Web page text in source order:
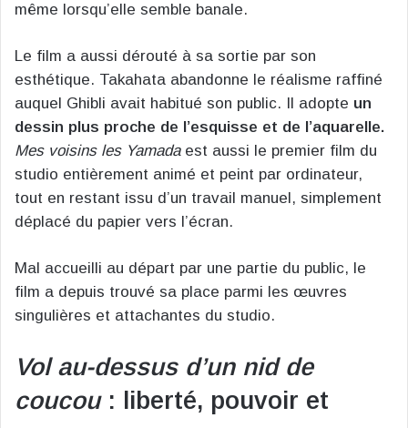
même lorsqu’elle semble banale.
Le film a aussi dérouté à sa sortie par son
esthétique. Takahata abandonne le réalisme raffiné
auquel Ghibli avait habitué son public. Il adopte un
dessin plus proche de l’esquisse et de l’aquarelle.
Mes voisins les Yamadaest aussi le premier film du
studio entièrement animé et peint par ordinateur,
tout en restant issu d’un travail manuel, simplement
déplacé du papier vers l’écran.
Mal accueilli au départ par une partie du public, le
film a depuis trouvé sa place parmi les œuvres
singulières et attachantes du studio.
Vol au-dessus d’un nid de
coucou: liberté, pouvoir et